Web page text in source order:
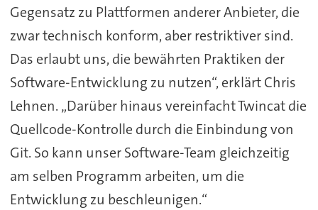
Gegensatz zu Plattformen anderer Anbieter, die
zwar technisch konform, aber restriktiver sind.
Das erlaubt uns, die bewährten Praktiken der
Software-Entwicklung zu nutzen“, erklärt Chris
Lehnen. „Darüber hinaus vereinfacht Twincat die
Quellcode-Kontrolle durch die Einbindung von
Git. So kann unser Software-Team gleichzeitig
am selben Programm arbeiten, um die
Entwicklung zu beschleunigen.“